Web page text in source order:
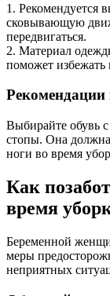
1. Рекомендуется
сковывающую
передвигаться.
2. Материал
поможет избежать
Выбирайте обувь
стопы. Она должна
ноги во время
Как
время
Беременной
меры
неприятных